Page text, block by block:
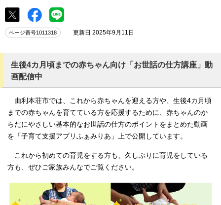
ページ番号1011318 更新日 2025年9月11日
生後4カ月頃までの赤ちゃん向け「お世話の仕方講座」動
画配信中
由利本荘市では、これから赤ちゃんを迎える方や、生後4カ月頃
までの赤ちゃんを育てている方を応援するために、赤ちゃんのか
らだにやさしい基本的なお世話の仕方のポイントをまとめた動画
を「子育て支援アプリふぁみりあ」上で公開しています。
これから初めての育児をする方も、久しぶりに育児をしている
方も、ぜひご家族みんなでご覧ください。